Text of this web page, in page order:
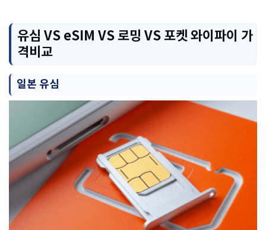
유심 VS eSIM VS 로밍 VS 포켓 와이파이 가
격비교
일본 유심